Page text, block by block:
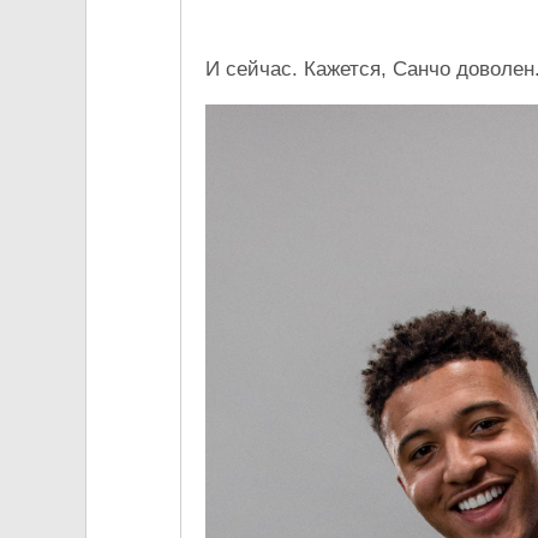
И сейчас. Кажется, Санчо